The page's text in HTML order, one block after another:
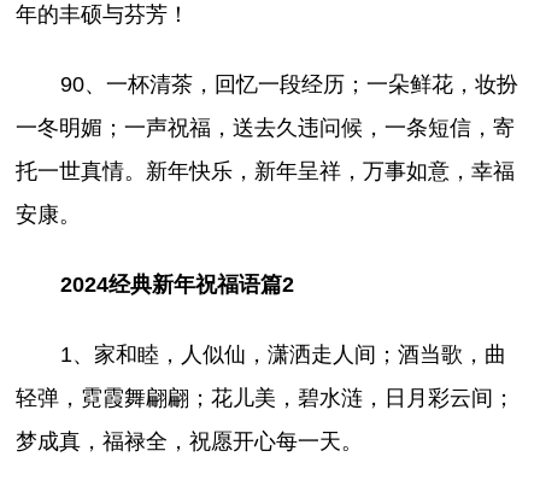
年的丰硕与芬芳！
90、一杯清茶，回忆一段经历；一朵鲜花，妆扮
一冬明媚；一声祝福，送去久违问候，一条短信，寄
托一世真情。新年快乐，新年呈祥，万事如意，幸福
安康。
2024经典新年祝福语篇2
1、家和睦，人似仙，潇洒走人间；酒当歌，曲
轻弹，霓霞舞翩翩；花儿美，碧水涟，日月彩云间；
梦成真，福禄全，祝愿开心每一天。